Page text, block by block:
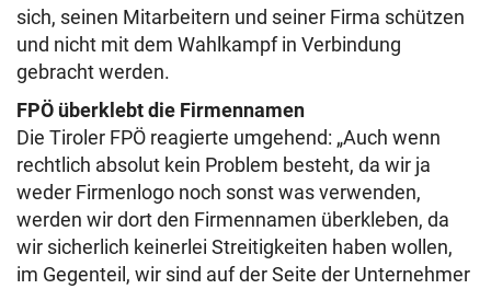
sich, seinen Mitarbeitern und seiner Firma schützen
und nicht mit dem Wahlkampf in Verbindung
gebracht werden.
FPÖ überklebt die Firmennamen
Die Tiroler FPÖ reagierte umgehend: „Auch wenn
rechtlich absolut kein Problem besteht, da wir ja
weder Firmenlogo noch sonst was verwenden,
werden wir dort den Firmennamen überkleben, da
wir sicherlich keinerlei Streitigkeiten haben wollen,
im Gegenteil, wir sind auf der Seite der Unternehmer